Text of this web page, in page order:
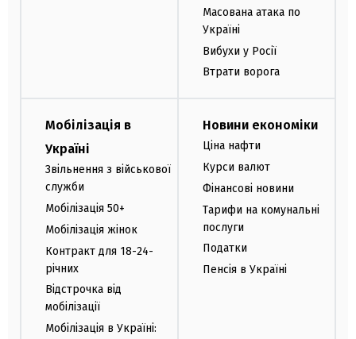
Масована атака по
Україні
Вибухи у Росії
Втрати ворога
Мобілізація в
Україні
Звільнення з військової
служби
Мобілізація 50+
Мобілізація жінок
Контракт для 18-24-
річних
Відстрочка від
мобілізації
Мобілізація в Україні:
Новини економіки
Ціна нафти
Курси валют
Фінансові новини
Тарифи на комунальні
послуги
Податки
Пенсія в Україні